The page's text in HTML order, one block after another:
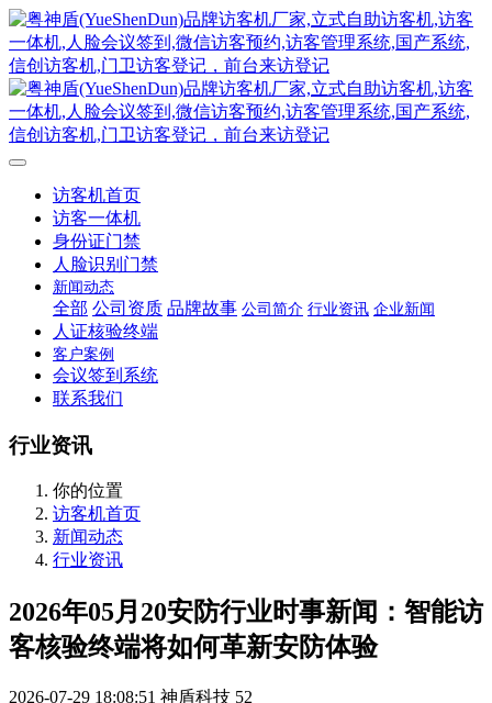
访客机首页
访客一体机
身份证门禁
人脸识别门禁
新闻动态
全部 公司资质 品牌故事 公司简介 行业资讯 企业新闻
人证核验终端
客户案例
会议签到系统
联系我们
行业资讯
你的位置
访客机首页
新闻动态
行业资讯
2026年05月20安防行业时事新闻：智能访
客核验终端将如何革新安防体验
2026-07-29 18:08:51 神盾科技 52